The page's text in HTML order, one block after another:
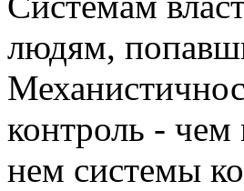
людям,
контроль - чем
нем системы